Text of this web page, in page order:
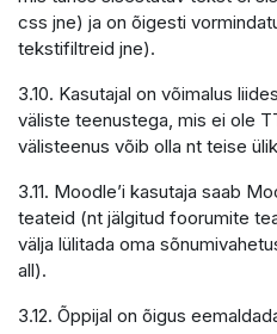
css jne) ja on õigesti
tekstifiltreid jne).
3.10. Kasutajal on võimalus
väliste teenustega, mis ei ole
välisteenus võib olla nt teise
3.11. Moodle’i kasutaja saab
teateid (nt jälgitud foorumite
välja lülitada oma
all).
3.12. Õppijal on õigus